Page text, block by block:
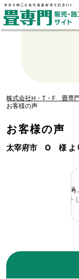
株式会社H・T・F 畳専
お客様の声
お客様の声
太宰府市 O 様 より